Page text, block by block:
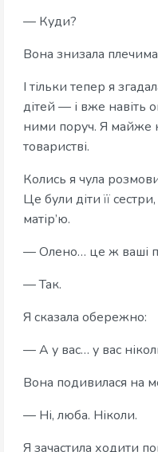
— Куди?
Вона знизала
І тільки тепер я
дітей — і вже навіть
ними поруч. Я майже
товаристві.
Колись я чула
Це були діти її
матір’ю.
— Олено… це ж ваші
— Так.
Я сказала обережно:
— А у вас… у вас
Вона подивилася на
— Ні, люба. Ніколи.
Я зачастила ходити